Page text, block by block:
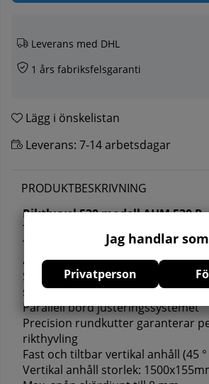
Jag handlar
Privatperson
Leverans med DHL
1 års fabriksfelsgaranti
Lägg i önskelistan
Leverans: 7-14 arbetsdagar
PRODUKTBESKRIVNING
Rikthyvel 530 modell AHM 530 P
Tung industri maskin med
Topp placerad kontrollpanel
användning
Stora handratten för smidig och
sågdjup justering
Parallell bord justeringssystemet
Precision rundkutter garanterar
rikthyvling
Fast och tiltbar vertikal anhåll (45 °
Vertikal anhåll storlek: